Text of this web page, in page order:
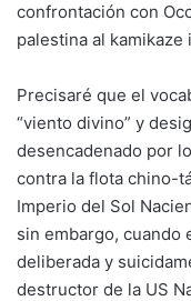
confrontación con
palestina al kamikaze
Precisaré que el
“viento divino” y
desencadenado por
contra la flota chino-
Imperio del Sol
sin embargo, cuando
deliberada y
destructor de la US